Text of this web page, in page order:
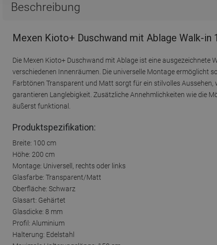
Beschreibung
Mexen Kioto+ Duschwand mit Ablage Walk-
Die Mexen Kioto+ Duschwand mit Ablage ist eine ausgezeichnete
verschiedenen Innenräumen. Die universelle Montage ermöglicht
Farbtönen Transparent und Matt sorgt für ein stilvolles
garantieren Langlebigkeit. Zusätzliche Annehmlichkeiten wie die
äußerst funktional.
Produktspezifikation:
Breite: 100 cm
Höhe: 200 cm
Montage: Universell, rechts oder links
Glasfarbe: Transparent/Matt
Oberfläche: Schwarz
Glasart: Gehärtet
Glasdicke: 8 mm
Profil: Aluminium
Halterung: Edelstahl